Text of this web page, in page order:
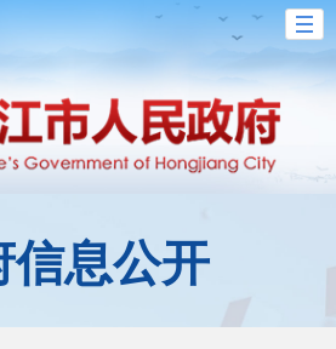
信息公开